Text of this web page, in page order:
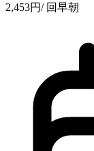
2,453円/ 回早朝